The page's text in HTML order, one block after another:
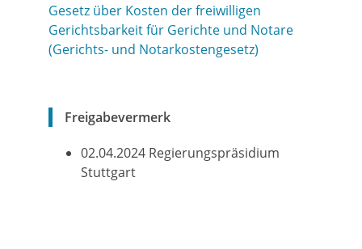
Gesetz über Kosten der freiwilligen
Gerichtsbarkeit für Gerichte und Notare
(Gerichts- und Notarkostengesetz)
Freigabevermerk
02.04.2024 Regierungspräsidium
Stuttgart